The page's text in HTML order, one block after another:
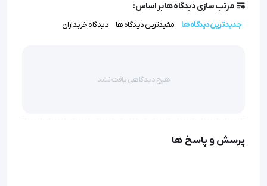
مرتب سازی دیدگاه ها بر اساس:
جدیدترین دیدگاه ها مفیدترین دیدگاه ها دیدگاه خریداران
هیچ دیدگاهی یافت نشد
پرسش و پاسخ ها